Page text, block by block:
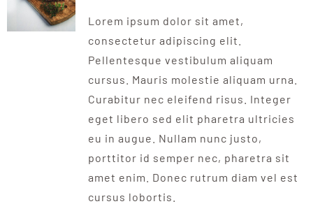
Lorem ipsum dolor sit amet,
consectetur adipiscing elit.
Pellentesque vestibulum aliquam
cursus. Mauris molestie aliquam urna.
Curabitur nec eleifend risus. Integer
eget libero sed elit pharetra ultricies
eu in augue. Nullam nunc justo,
porttitor id semper nec, pharetra sit
amet enim. Donec rutrum diam vel est
cursus lobortis.